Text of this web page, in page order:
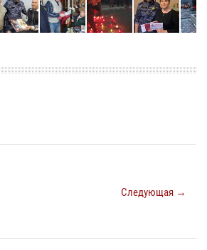
Следующая →